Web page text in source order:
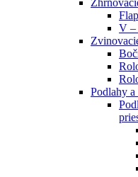
V –
Podlahy a